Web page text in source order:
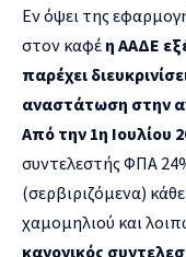
Εν όψει της
στον καφέη ΑΑΔΕ
παρέχει
αναστάτωση στην
Από την 1η Ιουλίου
συντελεστής ΦΠΑ
(σερβιριζόμενα)
χαμομηλιού και
κανονικός